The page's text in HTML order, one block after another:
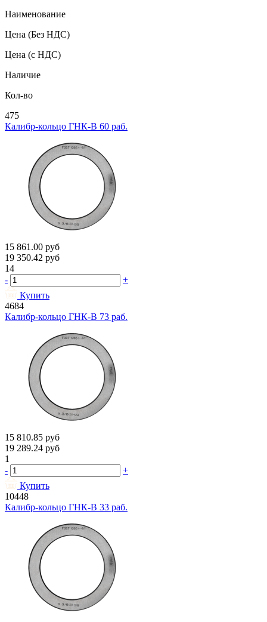
Наименование
Цена (Без НДС)
Цена (с НДС)
Наличие
Кол-во
475
Калибр-кольцо ГНК-В 60 раб.
15 861.00 руб
19 350.42 руб
14
-
+
Купить
4684
Калибр-кольцо ГНК-В 73 раб.
15 810.85 руб
19 289.24 руб
1
-
+
Купить
10448
Калибр-кольцо ГНК-В 33 раб.